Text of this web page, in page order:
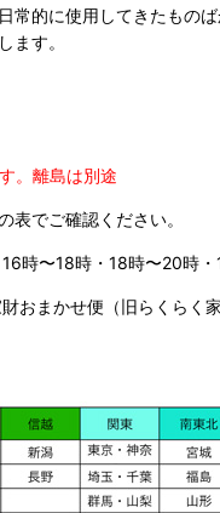
的に使用してきたも
ます。
。 離島は別途
表でご確認ください。
時〜18時・18時〜20時
まかせ便（旧らくら